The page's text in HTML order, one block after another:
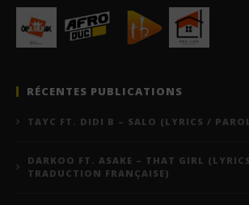
RÉCENTES PUBLICATIONS
TAYC FT. DIDI B – SALO (LYRICS /
DARKOO FT. ASAKE – THAT GIRL
TRADUCTION FRANÇAISE)